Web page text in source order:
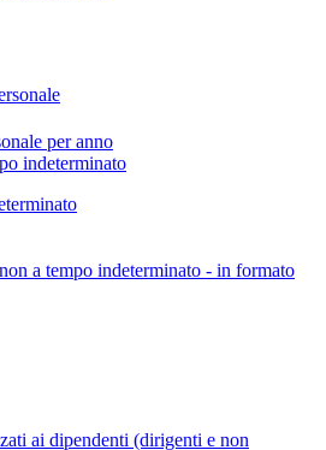
per anno
indeterminato
a tempo indeterminato - in formato
ai dipendenti (dirigenti e non